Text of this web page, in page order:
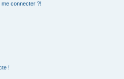
me connecter ?!
!